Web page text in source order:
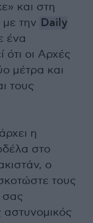
και στη
την Daily
ένα
ότι οι Αρχές
μέτρα και
τους
η
στο
ο
τους
σας